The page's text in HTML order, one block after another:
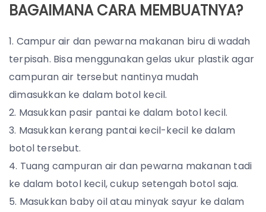
BAGAIMANA CARA MEMBUATNYA?
Campur air dan pewarna makanan biru di wadah
terpisah. Bisa menggunakan gelas ukur plastik agar
campuran air tersebut nantinya mudah
dimasukkan ke dalam botol kecil.
Masukkan pasir pantai ke dalam botol kecil.
Masukkan kerang pantai kecil-kecil ke dalam
botol tersebut.
Tuang campuran air dan pewarna makanan tadi
ke dalam botol kecil, cukup setengah botol saja.
Masukkan baby oil atau minyak sayur ke dalam